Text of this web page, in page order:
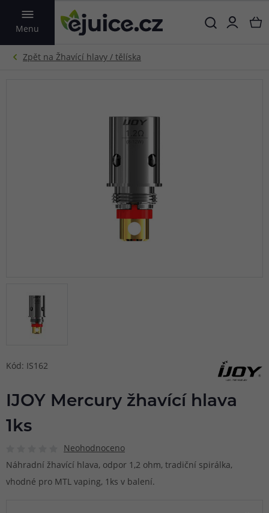
Menu
VYHLEDAT
Kód: IS162
IJOY Mercury žhavící hlava
1ks
Neohodnoceno
Náhradní žhavící hlava, odpor 1,2 ohm, tradiční spirálka,
vhodné pro MTL vaping, 1ks v balení.